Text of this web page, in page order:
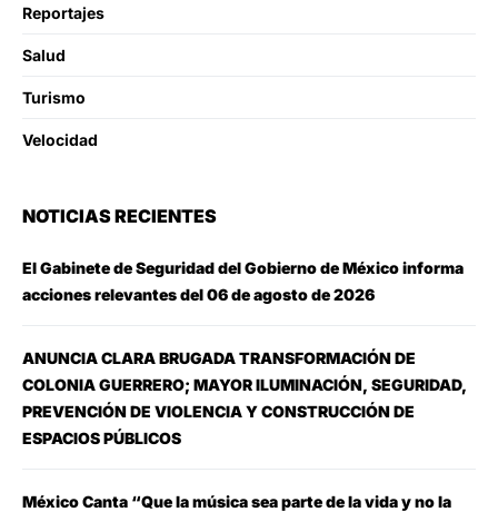
Reportajes
Salud
Turismo
Velocidad
NOTICIAS RECIENTES
El Gabinete de Seguridad del Gobierno de México informa
acciones relevantes del 06 de agosto de 2026
ANUNCIA CLARA BRUGADA TRANSFORMACIÓN DE
COLONIA GUERRERO; MAYOR ILUMINACIÓN, SEGURIDAD,
PREVENCIÓN DE VIOLENCIA Y CONSTRUCCIÓN DE
ESPACIOS PÚBLICOS
México Canta “Que la música sea parte de la vida y no la